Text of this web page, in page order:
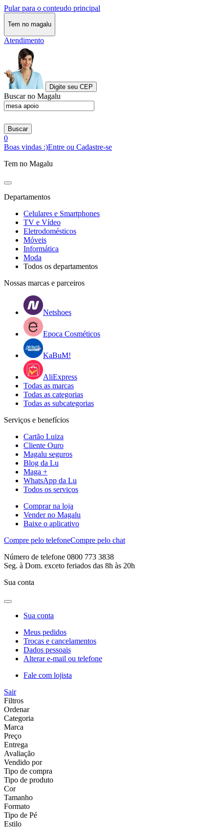
Pular para o conteudo principal
Tem no magalu
Atendimento
Digite seu CEP
Buscar no Magalu
Buscar
0
Boas vindas :)Entre ou Cadastre-se
Tem no Magalu
Departamentos
Celulares e Smartphones
TV e Vídeo
Eletrodomésticos
Móveis
Informática
Moda
Todos os departamentos
Nossas marcas e parceiros
Netshoes
Epoca Cosméticos
KaBuM!
AliExpress
Todas as marcas
Todas as categorias
Todas as subcategorias
Serviços e benefícios
Cartão Luiza
Cliente Ouro
Magalu seguros
Blog da Lu
Maga +
WhatsApp da Lu
Todos os serviços
Comprar na loja
Vender no Magalu
Baixe o aplicativo
Compre pelo telefoneCompre pelo chat
Número de telefone 0800 773 3838
Seg. à Dom. exceto feriados das 8h às 20h
Sua conta
Sua conta
Meus pedidos
Trocas e cancelamentos
Dados pessoais
Alterar e-mail ou telefone
Fale com lojista
Sair
Filtros
Ordenar
Categoria
Marca
Preço
Entrega
Avaliação
Vendido por
Tipo de compra
Tipo de produto
Cor
Tamanho
Formato
Tipo de Pé
Estilo